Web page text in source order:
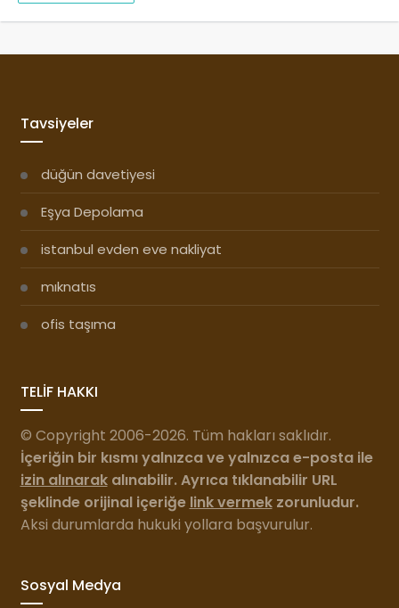
Tavsiyeler
düğün davetiyesi
Eşya Depolama
istanbul evden eve nakliyat
mıknatıs
ofis taşıma
TELİF HAKKI
© Copyright 2006-2026. Tüm hakları saklıdır.
İçeriğin bir kısmı yalnızca ve yalnızca e-posta ile
izin alınarakalınabilir. Ayrıca tıklanabilir URL
şeklinde orijinal içeriğe link vermekzorunludur.
Aksi durumlarda hukuki yollara başvurulur.
Sosyal Medya